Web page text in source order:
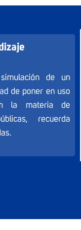
de un
de poner en uso
la materia de
recuerda